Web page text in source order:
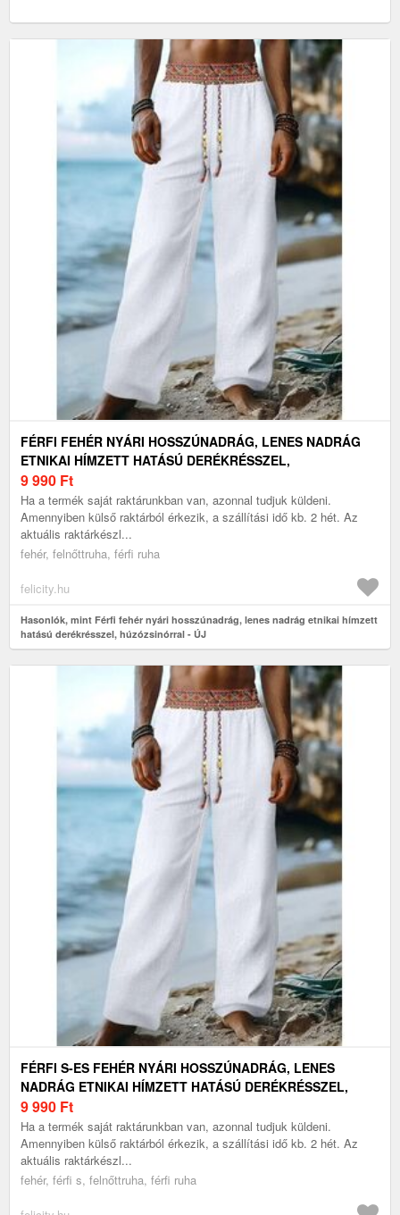
FÉRFI FEHÉR NYÁRI HOSSZÚNADRÁG, LENES NADRÁG
ETNIKAI HÍMZETT HATÁSÚ DERÉKRÉSSZEL,
HÚZÓZSINÓRRAL - ÚJ
9 990 Ft
Ha a termék saját raktárunkban van, azonnal tudjuk küldeni.
Amennyiben külső raktárból érkezik, a szállítási idő kb. 2 hét. Az
aktuális raktárkészl...
fehér, felnőttruha, férfi ruha
felicity.hu
Hasonlók, mint Férfi fehér nyári hosszúnadrág, lenes nadrág etnikai hímzett
hatású derékrésszel, húzózsinórral - ÚJ
FÉRFI S-ES FEHÉR NYÁRI HOSSZÚNADRÁG, LENES
NADRÁG ETNIKAI HÍMZETT HATÁSÚ DERÉKRÉSSZEL,
HÚZÓZSINÓRRAL - ÚJ
9 990 Ft
Ha a termék saját raktárunkban van, azonnal tudjuk küldeni.
Amennyiben külső raktárból érkezik, a szállítási idő kb. 2 hét. Az
aktuális raktárkészl...
fehér, férfi s, felnőttruha, férfi ruha